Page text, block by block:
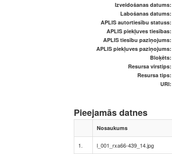
Izveidošanas datums:
Labošanas datums:
APLIS autortiesību statuss:
APLIS piekļuves tiesības:
APLIS tiesību paziņojums:
APLIS piekļuves paziņojums:
Bloķēts:
Resursa virstips:
Resursa tips:
URI:
Pieejamās datnes
Nosaukums
1. l_001_rxa66-439_14.jpg